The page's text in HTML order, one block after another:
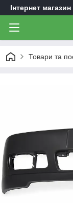
Інтернет
Товари та